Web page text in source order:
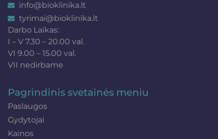
info@bioklinika.lt
tyrimai@bioklinika.lt
Darbo Laikas:
I – V 7.30 – 20.00 val.
VI 9.00 – 15.00 val.
VII nedirbame
Pagrindinis svetainės meniu
Paslaugos
Gydytojai
Kainos